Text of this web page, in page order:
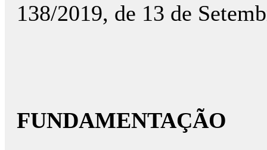
138/2019, de 13 de
FUNDAMENTAÇÃO